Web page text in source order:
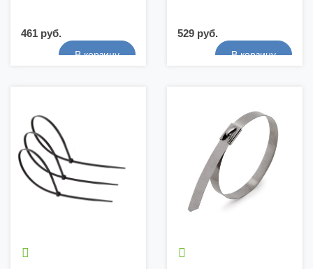
461 руб. 529 руб.
 